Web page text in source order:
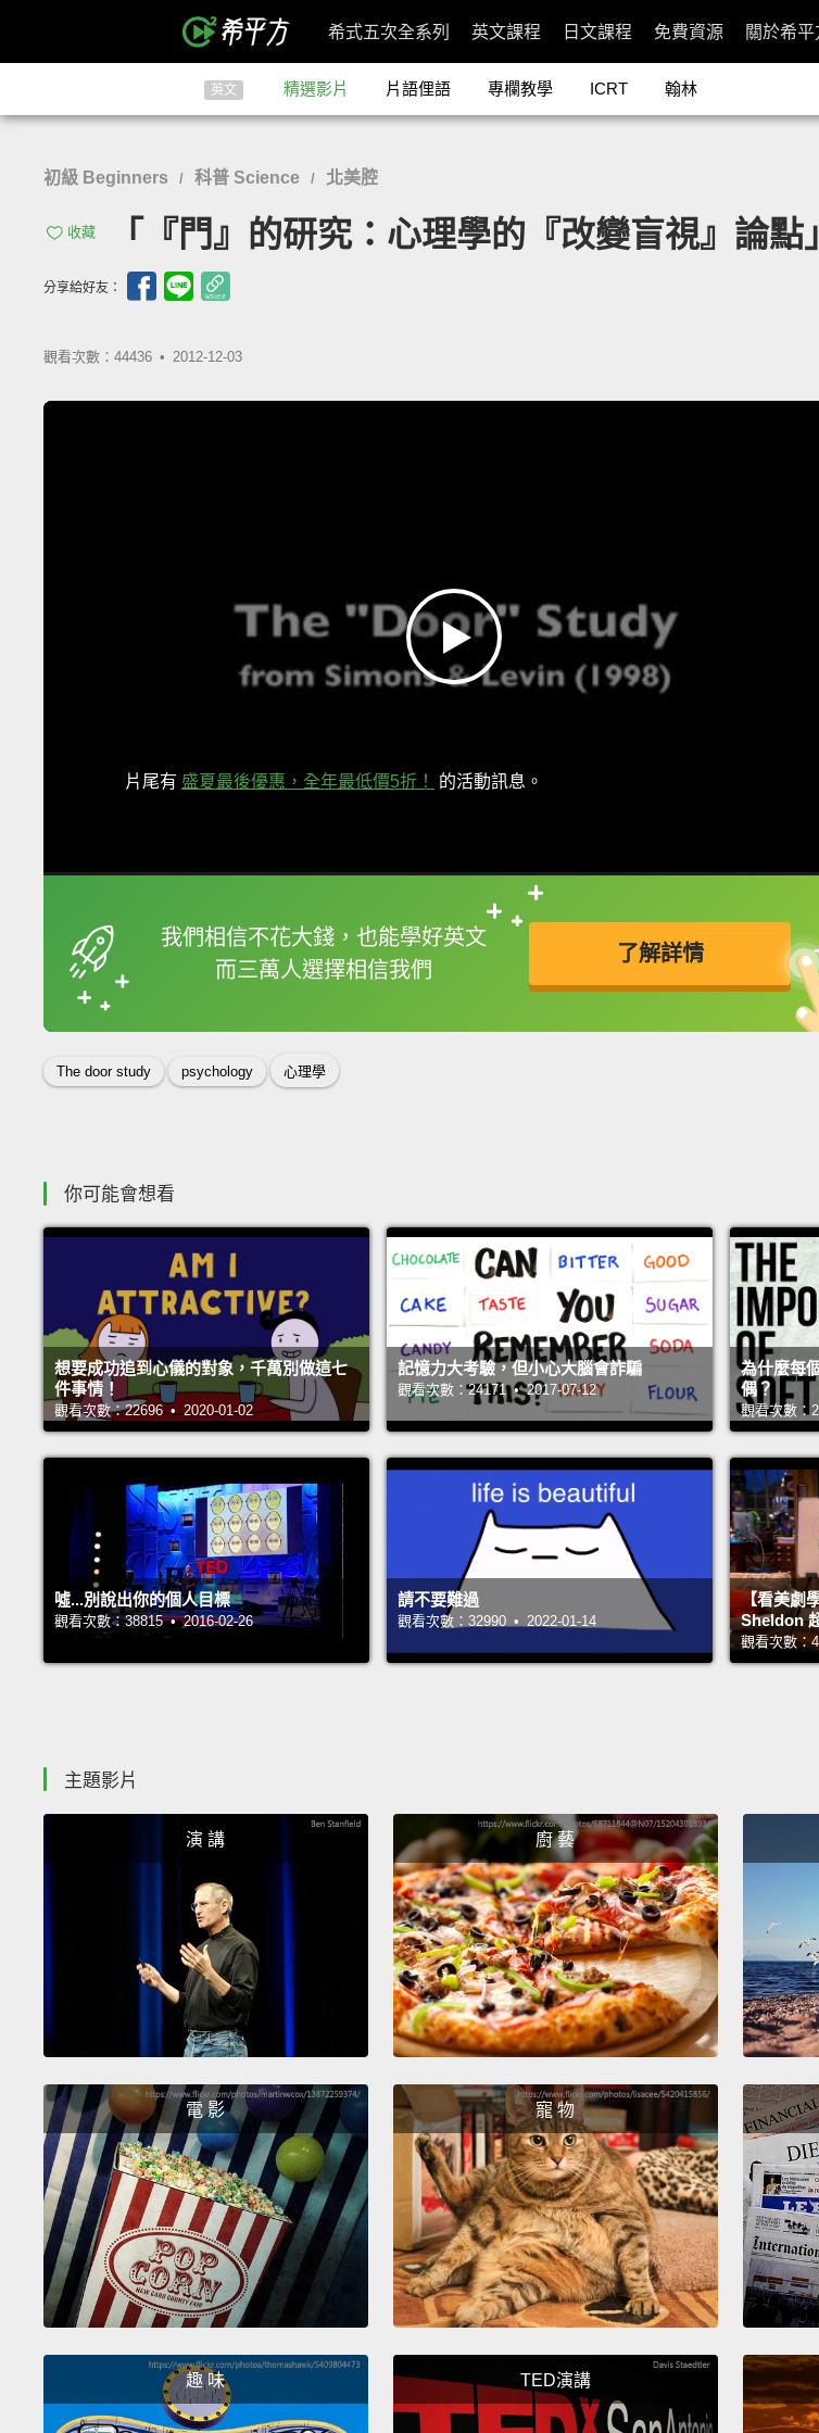
希式五次全系列 英文課程 日文課程 免費資源 關於希平
英文 精選影片 片語俚語 專欄教學 ICRT 翰林
初級 Beginners / 科普 Science / 北美腔
收藏 「『門』的研究：心理學的『改變盲視』論
分享給好友：
觀看次數：44436 • 2012-12-03
片尾有 盛夏最後優惠，全年最低價5折！ 的活動訊息。
我們相信不花大錢，也能學好英文
而三萬人選擇相信我們
了解詳情
框選或點兩下字幕可以直接查字典喔！
英
The door study psychology 心理學
你可能會想看
想要成功追到心儀的對象，千萬別做這七
件事情！
觀看次數：22696 • 2020-01-02
記憶力大考驗，但小心大腦會詐騙
觀看次數：24171 • 2017-07-12
為什麼每
偶？
觀看次數：
噓...別說出你的個人目標
觀看次數：38815 • 2016-02-26
請不要難過
觀看次數：32990 • 2022-01-14
【看美劇
Sheldon
觀看次數：
主題影片
演 講 廚 藝
電 影 寵 物
趣 味 TED演講